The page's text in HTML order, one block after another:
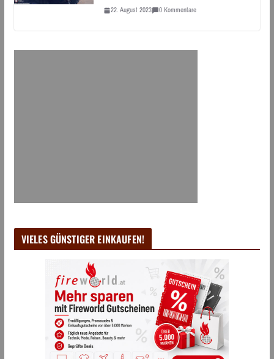
22. August 2023 0 Kommentare
VIELES GÜNSTIGER EINKAUFEN!